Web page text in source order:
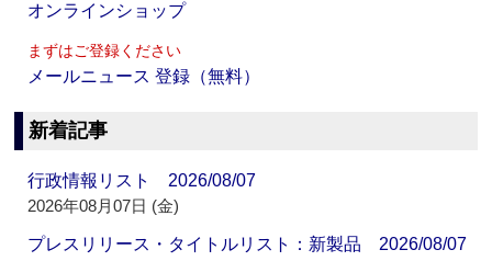
オンラインショップ
まずはご登録ください
メールニュース 登録（無料）
新着記事
行政情報リスト 2026/08/07
2026年08月07日 (金)
プレスリリース・タイトルリスト：新製品 2026/08/07